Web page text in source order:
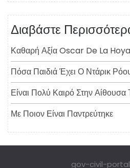
Διαβάστε
Καθαρή Αξία Oscar De La Hoya
Πόσα Παιδιά Έχει Ο Ντάρικ
Είναι Πολύ Καιρό Στην
Με Ποιον Είναι Παντρεύτηκε
gov-civil-